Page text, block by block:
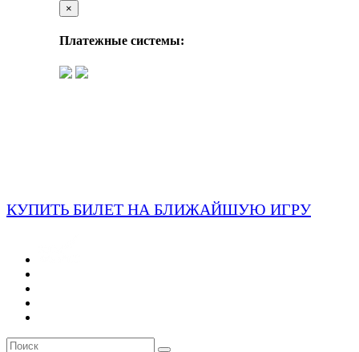
×
Платежные системы:
КУПИТЬ БИЛЕТ НА БЛИЖАЙШУЮ ИГРУ